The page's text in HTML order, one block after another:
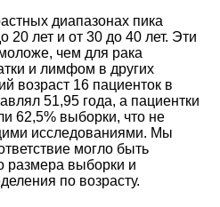
диапазонах пика
20 лет и от 30 до 40 лет. Эти
чем для рака
и лимфом в других
возраст 16 пациенток в
51,95 года, а пациентки
62,5% выборки, что не
исследованиями. Мы
могло быть
размера выборки и
по возрасту.